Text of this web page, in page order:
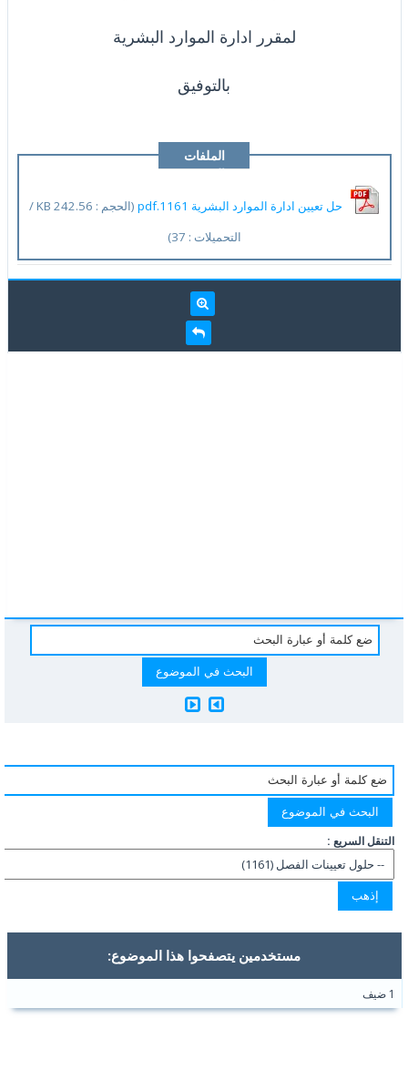
لمقرر ادارة الموارد البشرية
بالتوفيق
الملفات
المرفقة
حل تعيين ادارة الموارد البشرية 1161.pdf
(الحجم : 242.56 KB /
التحميلات : 37)
التنقل السريع :
مستخدمين يتصفحوا هذا الموضوع: